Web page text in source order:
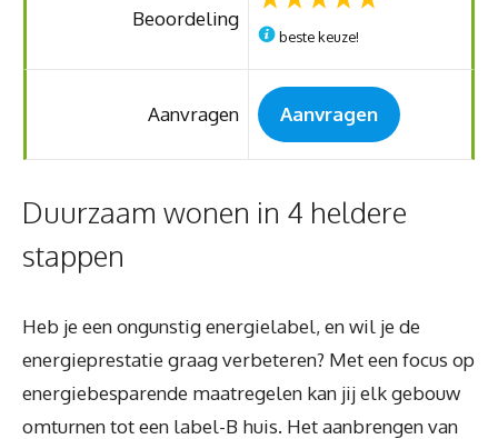
Beoordeling
beste keuze!
Aanvragen Aanvragen
Duurzaam wonen in 4 heldere
stappen
Heb je een ongunstig energielabel, en wil je de
energieprestatie graag verbeteren? Met een focus op
energiebesparende maatregelen kan jij elk gebouw
omturnen tot een label-B huis. Het aanbrengen van